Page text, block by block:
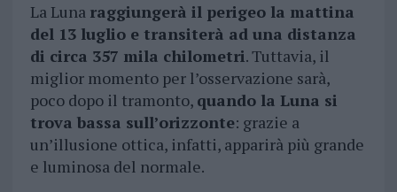
La Luna raggiungerà il perigeo la mattina
del 13 luglio e transiterà ad una distanza
di circa 357 mila chilometri. Tuttavia, il
miglior momento per l’osservazione sarà,
poco dopo il tramonto, quando la Luna si
trova bassa sull’orizzonte: grazie a
un’illusione ottica, infatti, apparirà più grande
e luminosa del normale.